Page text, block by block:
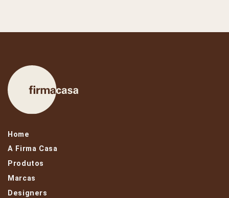
Home
A Firma Casa
Produtos
Marcas
Designers